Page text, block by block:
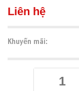
Liên hệ
Khuyến mãi: